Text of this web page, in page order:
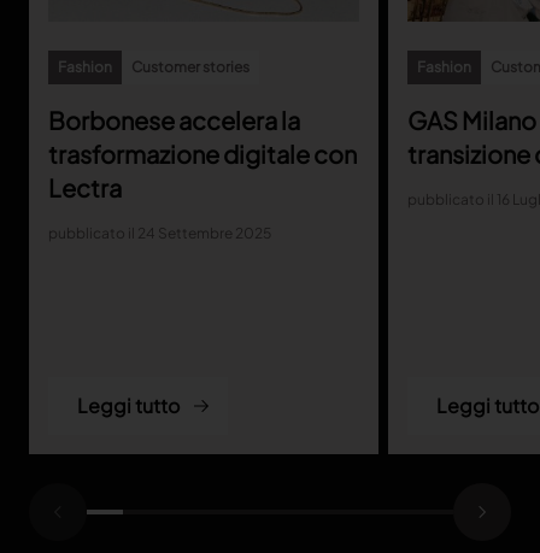
Fashion Customer stories
Borbonese accelera la
trasformazione digitale con
Lectra
pubblicato il 24 Settembre 2025
Leggi tutto
Fashion
GAS
transizione
pubblicato il 16
Leggi tutto